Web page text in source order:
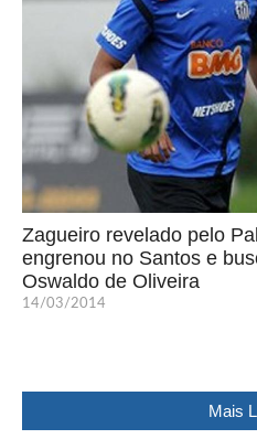
Zagueiro revelado pelo
engrenou no Santos e
Oswaldo de Oliveira
14/03/2014
Mais